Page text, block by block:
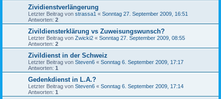
Zividienstverlängerung
Letzter Beitrag von strassa1 « Sonntag 27. September 2009, 16:51
Antworten: 2
Zivildiensterklärung vs Zuweisungswunsch?
Letzter Beitrag von Zwicki2 « Sonntag 27. September 2009, 08:55
Antworten: 2
Zivildienst in der Schweiz
Letzter Beitrag von Steven6 « Sonntag 6. September 2009, 17:17
Antworten: 1
Gedenkdienst in L.A.?
Letzter Beitrag von Steven6 « Sonntag 6. September 2009, 17:14
Antworten: 1